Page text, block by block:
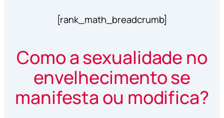
[rank_math_breadcrumb]
Como a sexualidade no
envelhecimento se
manifesta ou modifica?